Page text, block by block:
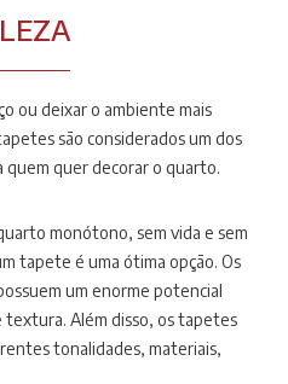
ou deixar o ambiente mais
são considerados um dos
quem quer decorar o quarto.
monótono, sem vida e sem
tapete é uma ótima opção. Os
um enorme potencial
Além disso, os tapetes
tonalidades, materiais,